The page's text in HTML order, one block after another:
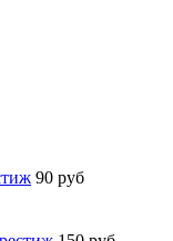
90 руб